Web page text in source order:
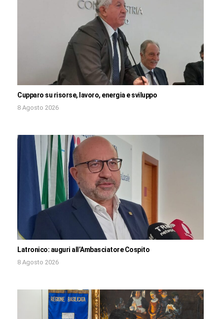
Cupparo su risorse, lavoro, energia e sviluppo
8 Agosto 2026
Latronico: auguri all’Ambasciatore Cospito
8 Agosto 2026